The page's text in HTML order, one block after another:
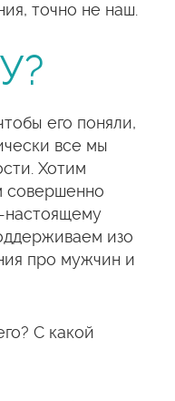
точно не наш.
его поняли,
все мы
Хотим
совершенно
настоящему
изо
про мужчин и
С какой